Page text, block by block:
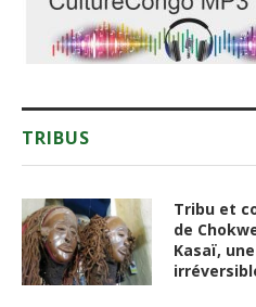
TRIBUS
Tribu et
de
Kasaï,